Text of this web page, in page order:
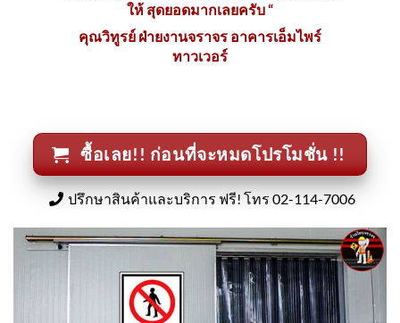
ให้ สุดยอดมากเลยครับ “
คุณวิทูรย์ ฝ่ายงานจราจร อาคารเอ็มไพร์
ทาวเวอร์
ซื้อเลย!! ก่อนที่จะหมดโปรโมชั่น !!
ปรึกษาสินค้าและบริการ ฟรี! โทร 02-114-7006